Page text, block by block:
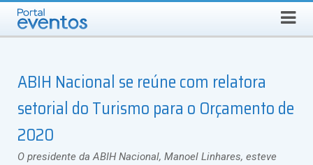
SÁBADO, 8 DE AGOSTO DE 2026 Busca
ABIH Nacional se reúne com relatora
setorial do Turismo para o Orçamento de
2020
O presidente da ABIH Nacional, Manoel Linhares, esteve